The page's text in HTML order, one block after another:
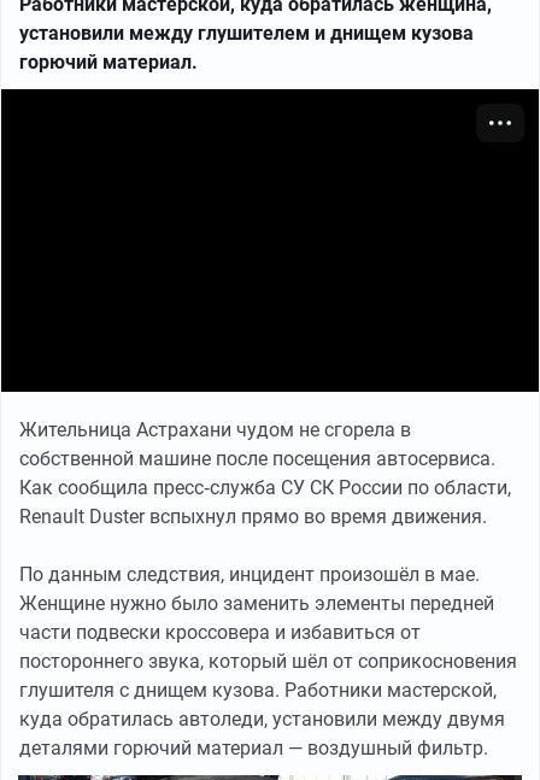
установили между глушителем и днищем кузова
горючий материал.
Жительница Астрахани чудом не сгорела в
собственной машине после посещения автосервиса.
Как сообщила пресс‐служба СУ СК России по области,
Renault Duster вспыхнул прямо во время движения.
По данным следствия, инцидент произошёл в мае.
Женщине нужно было заменить элементы передней
части подвески кроссовера и избавиться от
постороннего звука, который шёл от соприкосновения
глушителя с днищем кузова. Работники мастерской,
куда обратилась автоледи, установили между двумя
деталями горючий материал — воздушный фильтр.